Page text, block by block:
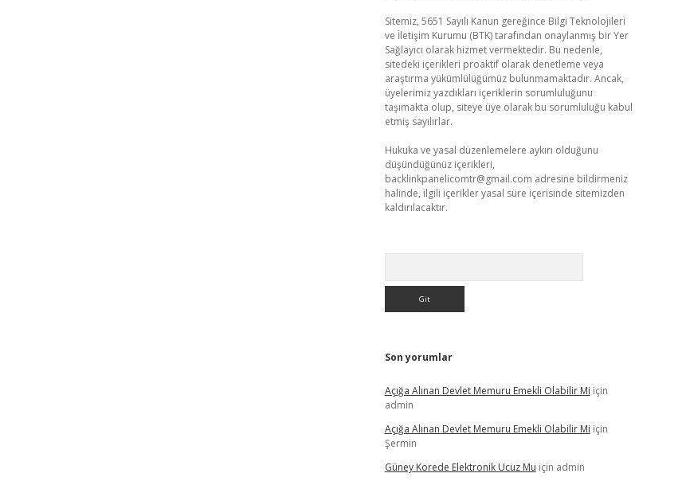
Sitemiz, 5651 Sayılı Kanun gereğince Bilgi Teknolojileri
ve İletişim Kurumu (BTK) tarafından onaylanmış bir Yer
Sağlayıcı olarak hizmet vermektedir. Bu nedenle,
sitedeki içerikleri proaktif olarak denetleme veya
araştırma yükümlülüğümüz bulunmamaktadır. Ancak,
üyelerimiz yazdıkları içeriklerin sorumluluğunu
taşımakta olup, siteye üye olarak bu sorumluluğu kabul
etmiş sayılırlar.
Hukuka ve yasal düzenlemelere aykırı olduğunu
düşündüğünüz içerikleri,
backlinkpanelicomtr@gmail.com adresine bildirmeniz
halinde, ilgili içerikler yasal süre içerisinde sitemizden
kaldırılacaktır.
Son yorumlar
Açığa Alınan Devlet Memuru Emekli Olabilir Mi için
admin
Açığa Alınan Devlet Memuru Emekli Olabilir Mi için
Şermin
Güney Korede Elektronik Ucuz Mu için admin